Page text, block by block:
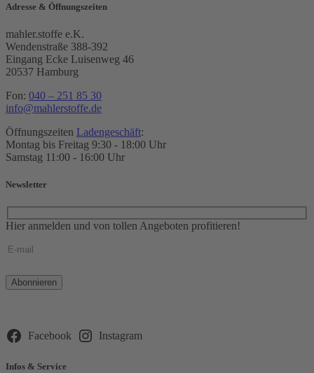
Adresse & Öffnungszeiten
mahler.stoffe e.K.
Wendenstraße 388-392
Eingang Ecke Luisenweg 46
20537 Hamburg
Fon: 040 – 251 85 30
info@mahlerstoffe.de
Öffnungszeiten Ladengeschäft:
Montag bis Freitag 9:30 - 18:00 Uhr
Samstag 11:00 - 16:00 Uhr
Newsletter
Hier anmelden und von tollen Angeboten profitieren!
Bitte
lasse
leer.
Facebook Instagram
Infos & Service